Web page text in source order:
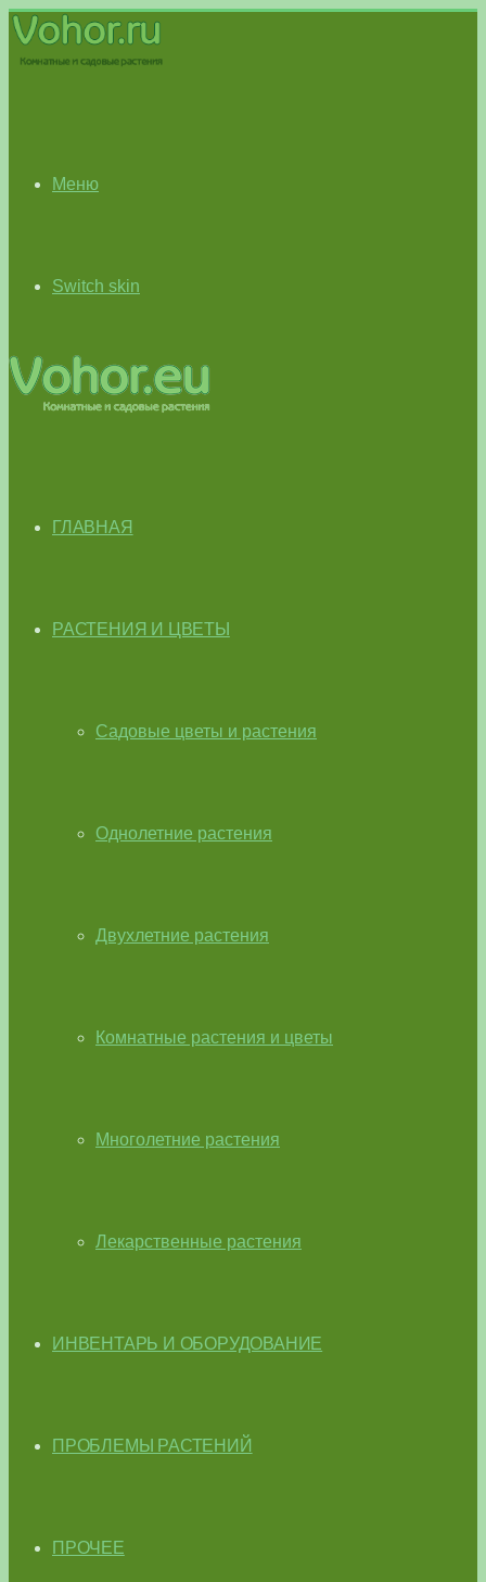
Меню
Switch skin
ГЛАВНАЯ
РАСТЕНИЯ И ЦВЕТЫ
Садовые цветы и растения
Однолетние растения
Двухлетние растения
Комнатные растения и цветы
Многолетние растения
Лекарственные растения
ИНВЕНТАРЬ И ОБОРУДОВАНИЕ
ПРОБЛЕМЫ РАСТЕНИЙ
ПРОЧЕЕ